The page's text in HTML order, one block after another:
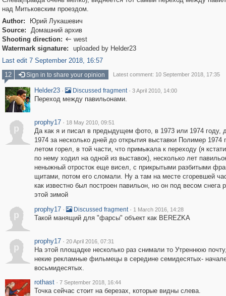
над Митьковским проездом.
Author:
Юрий Лукашевич
Source:
Домашний архив
Shooting direction:  west
Watermark signature:
uploaded by Helder23
Last edit 7 September 2018, 16:57
12
Sign in to share your opinion Latest comment: 10 September 2018, 17:35
Helder23 · Discussed fragment · 3 April 2010, 14:00
Переход между павильонами.
p
prophy17 · 18 May 2010, 09:51
Да как я и писал в предыдущем фото, в 1973 или 1974 году,
1974 за несколько дней до открытия выставки Полимер 1974
летом горел, в той части, что примыкала к переходу (я
по нему ходил на одной из выставок), несколько лет
неныжный отросток еще висел, с прикрытыми разбитыми
щитами, потом его сломали. Ну а там на месте сгоревшей
как известно был построен павильон, но он под весом снега
этой зимой
p
prophy17 · Discussed fragment · 1 March 2016, 14:28
Такой манящий для "фарсы" объект как BEREZKA
p
prophy17 · 20 April 2016, 07:31
На этой площадке несколько раз снимали то Утреннюю
некие рекламные фильмецы в середине семидесятых-
восьмидесятых.
rothast · 7 September 2018, 16:44
Точка сейчас стоит на березах, которые видны слева.